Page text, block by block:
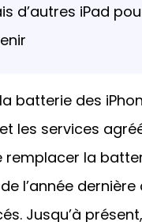
d’autres iPad
batterie des
les services
remplacer la
l’année
Jusqu’à